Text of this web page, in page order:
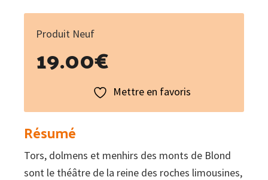
Produit Neuf
19.00€
Mettre en favoris
Résumé
Tors, dolmens et menhirs des monts de Blond
sont le théâtre de la reine des roches limousines,